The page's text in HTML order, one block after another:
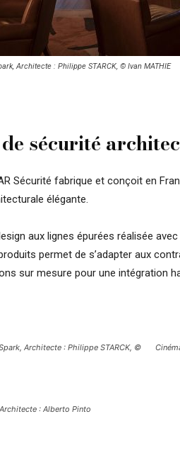
Architecte : Philippe STARCK, © Ivan MATHIE
sécurité
Sécurité fabrique et conçoit en
élégante.
aux lignes épurées réalisée
permet de s’adapter aux
sur mesure pour une intégration
Architecte : Philippe STARCK, ©
: Alberto Pinto